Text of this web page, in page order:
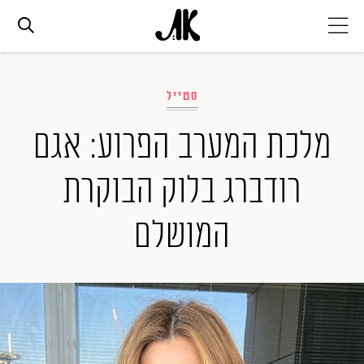
אופנה
ביוטי
סלבס
ערוצים נוספים
המגזין
סטייל
מלכת המערב הפרוע: אגם
רודברג בלוק הבוקרת
המושלם